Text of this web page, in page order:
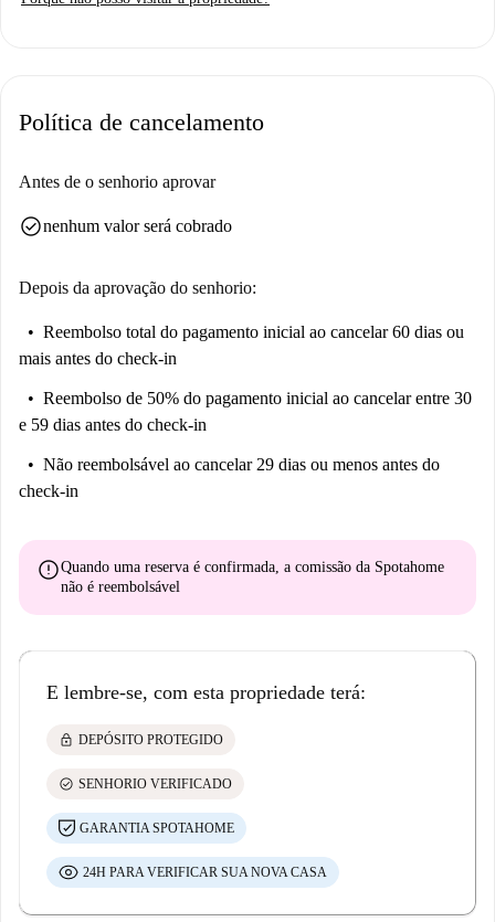
Política de cancelamento
Antes de o senhorio aprovar
check_circlenenhum valor será cobrado
Depois da aprovação do senhorio:
Reembolso total do pagamento inicial ao cancelar 60 dias ou
mais antes do check-in
Reembolso de 50% do pagamento inicial ao cancelar entre 30
e 59 dias antes do check-in
Não reembolsável ao cancelar 29 dias ou menos antes do
check-in
errorQuando uma reserva é confirmada, a comissão da Spotahome
não é reembolsável
E lembre-se, com esta propriedade terá:
lock DEPÓSITO PROTEGIDO
check_circle SENHORIO VERIFICADO
GARANTIA SPOTAHOME
24H PARA VERIFICAR SUA NOVA CASA